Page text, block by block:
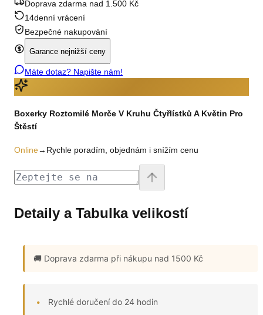
Doprava zdarma nad 1.500 Kč
14denní vrácení
Bezpečné nakupování
Garance nejnižší ceny
Máte dotaz? Napište nám!
Boxerky Roztomilé Morče V Kruhu Čtyřlístků A Květin Pro
Štěstí
Online→ Rychle poradím, objednám i snížím cenu
Detaily a Tabulka velikostí
🚚 Doprava zdarma při nákupu nad 1500 Kč
Rychlé doručení do 24 hodin